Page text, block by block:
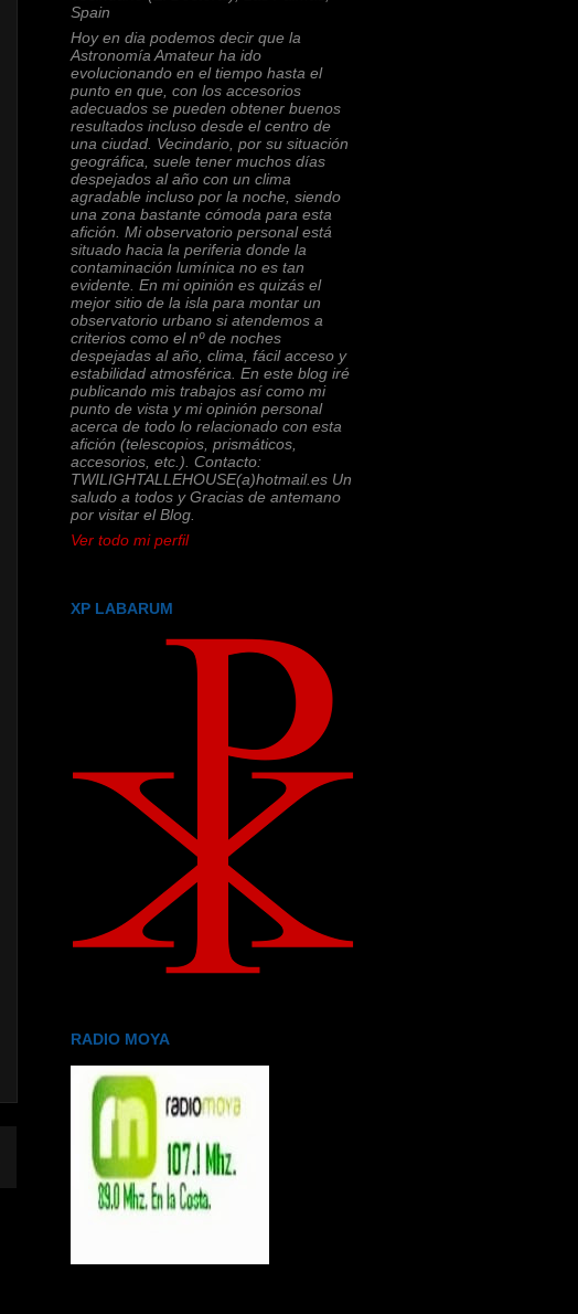
Spain
Hoy en dia podemos decir que la
Astronomía Amateur ha ido
evolucionando en el tiempo hasta el
punto en que, con los accesorios
adecuados se pueden obtener buenos
resultados incluso desde el centro de
una ciudad. Vecindario, por su situación
geográfica, suele tener muchos días
despejados al año con un clima
agradable incluso por la noche, siendo
una zona bastante cómoda para esta
afición. Mi observatorio personal está
situado hacia la periferia donde la
contaminación lumínica no es tan
evidente. En mi opinión es quizás el
mejor sitio de la isla para montar un
observatorio urbano si atendemos a
criterios como el nº de noches
despejadas al año, clima, fácil acceso y
estabilidad atmosférica. En este blog iré
publicando mis trabajos así como mi
punto de vista y mi opinión personal
acerca de todo lo relacionado con esta
afición (telescopios, prismáticos,
accesorios, etc.). Contacto:
TWILIGHTALLEHOUSE(a)hotmail.es Un
saludo a todos y Gracias de antemano
por visitar el Blog.
Ver todo mi perfil
XP LABARUM
RADIO MOYA